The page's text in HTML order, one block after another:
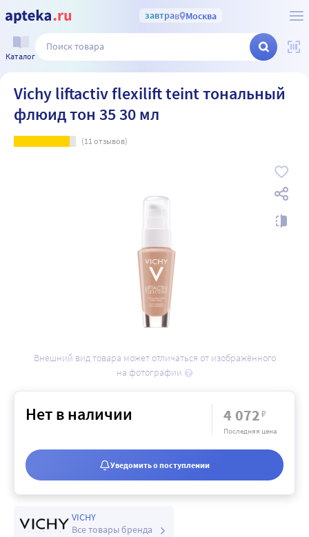
завтрав Москва
Каталог
Vichy liftactiv flexilift teint тональный
флюид тон 35 30 мл
(11отзывов)
Внешний вид товара может отличаться от изображённого
на фотографии
VICHY
Все товары бренда
Нет в наличии 4 072₽
Последняя цена
Уведомить о поступлении